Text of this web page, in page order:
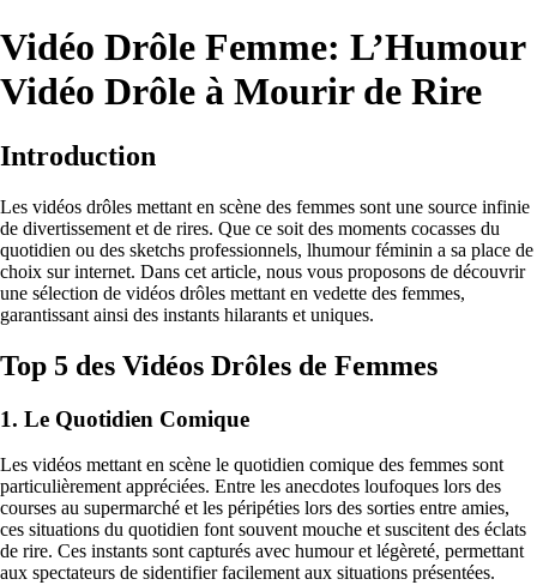
Vidéo Drôle Femme: L’Humour
Vidéo Drôle à Mourir de Rire
Introduction
Les vidéos drôles mettant en scène des femmes sont une source infinie
de divertissement et de rires. Que ce soit des moments cocasses du
quotidien ou des sketchs professionnels, lhumour féminin a sa place de
choix sur internet. Dans cet article, nous vous proposons de découvrir
une sélection de vidéos drôles mettant en vedette des femmes,
garantissant ainsi des instants hilarants et uniques.
Top 5 des Vidéos Drôles de Femmes
1. Le Quotidien Comique
Les vidéos mettant en scène le quotidien comique des femmes sont
particulièrement appréciées. Entre les anecdotes loufoques lors des
courses au supermarché et les péripéties lors des sorties entre amies,
ces situations du quotidien font souvent mouche et suscitent des éclats
de rire. Ces instants sont capturés avec humour et légèreté, permettant
aux spectateurs de sidentifier facilement aux situations présentées.